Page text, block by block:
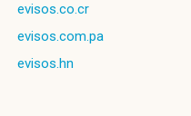
evisos.co.cr
evisos.com.pa
evisos.hn